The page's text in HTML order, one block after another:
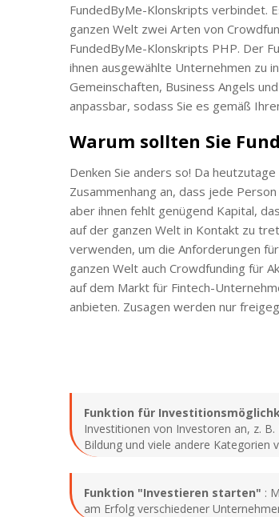
FundedByMe-Klonskripts verbindet.
ganzen Welt zwei Arten von
FundedByMe-Klonskripts PHP. Der
ihnen ausgewählte Unternehmen zu
Gemeinschaften, Business Angels
anpassbar, sodass Sie es gemäß
Warum sollten Sie
Denken Sie anders so! Da
Zusammenhang an, dass jede
aber ihnen fehlt genügend Kapital,
auf der ganzen Welt in Kontakt zu
verwenden, um die Anforderungen
ganzen Welt auch Crowdfunding für
auf dem Markt für Fintech-
anbieten. Zusagen werden nur
Funktion für
Investitionen von Investoren an, z.
Bildung und viele andere Kategorien
Funktion "Investieren starten" :
am Erfolg verschiedener